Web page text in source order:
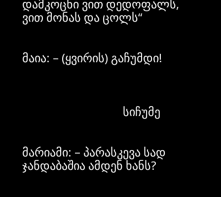
დამკოცნი ვით დედოფალს,
ვით მონას და ცოლს“
მაია: – (ყვირის) გაჩუმდი!
სიჩუმე
მარიამი: – პარასკევა სად
ჯანდაბაშია ამდენ ხანს?